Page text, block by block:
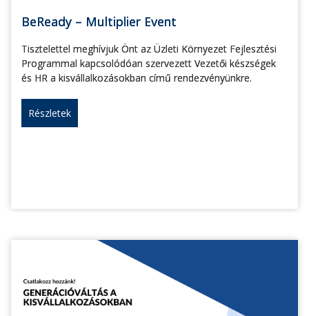
BeReady – Multiplier Event
Tisztelettel meghívjuk Önt az Üzleti Környezet Fejlesztési
Programmal kapcsolódóan szervezett Vezetői készségek
és HR a kisvállalkozásokban című rendezvényünkre.
Részletek